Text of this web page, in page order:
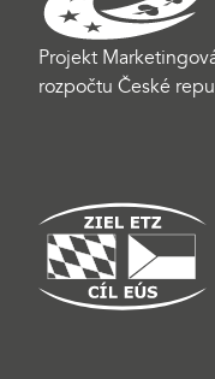
Projekt
rozpočtu České